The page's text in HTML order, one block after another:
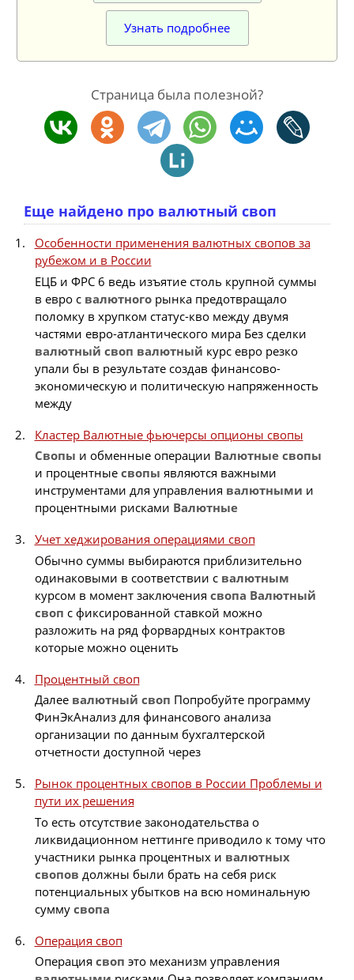
Узнать подробнее
Страница была полезной?
Еще найдено про валютный своп
Особенности применения валютных свопов за
рубежом и в России
ЕЦБ и ФРС 6 ведь изъятие столь крупной суммы
в евро с валютногорынка предотвращало
поломку в хрупком статус-кво между двумя
частями евро-атлантического мира Без сделки
валютный своп валютный курс евро резко
упали бы в результате создав финансово-
экономическую и политическую напряженность
между
Кластер Валютные фьючерсы опционы свопы
Свопы и обменные операции Валютные свопы
и процентные свопы являются важными
инструментами для управления валютными и
процентными рисками Валютные
Учет хеджирования операциями своп
Обычно суммы выбираются приблизительно
одинаковыми в соответствии с валютным
курсом в момент заключения свопа Валютный
своп с фиксированной ставкой можно
разложить на ряд форвардных контрактов
которые можно оценить
Процентный своп
Далее валютный своп Попробуйте программу
ФинЭкАнализ для финансового анализа
организации по данным бухгалтерской
отчетности доступной через
Рынок процентных свопов в России Проблемы и
пути их решения
То есть отсутствие законодательства о
ликвидационном неттинге приводило к тому что
участники рынка процентных и валютных
свопов должны были брать на себя риск
потенциальных убытков на всю номинальную
сумму свопа
Операция своп
Операция своп это механизм управления